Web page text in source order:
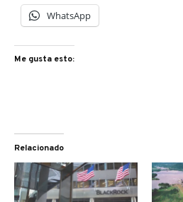
WhatsApp
Me gusta esto:
Relacionado